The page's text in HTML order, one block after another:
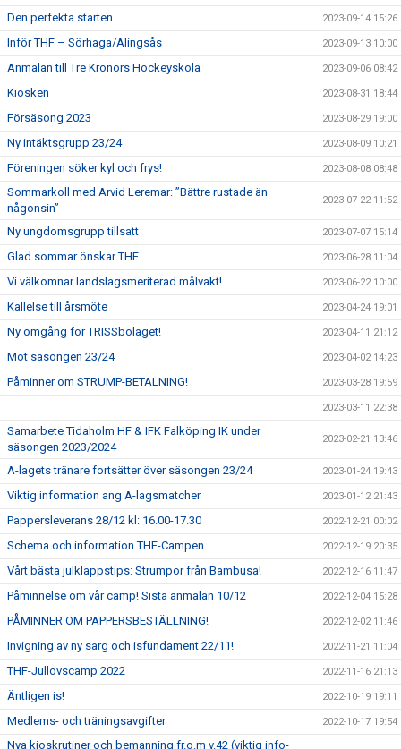
Den perfekta starten 2023-09-14 15:26
Inför THF – Sörhaga/Alingsås 2023-09-13 10:00
Anmälan till Tre Kronors Hockeyskola 2023-09-06 08:42
Kiosken 2023-08-31 18:44
Försäsong 2023 2023-08-29 19:00
Ny intäktsgrupp 23/24 2023-08-09 10:21
Föreningen söker kyl och frys! 2023-08-08 08:48
Sommarkoll med Arvid Leremar: ”Bättre rustade än
någonsin”
2023-07-22 11:52
Ny ungdomsgrupp tillsatt 2023-07-07 15:14
Glad sommar önskar THF 2023-06-28 11:04
Vi välkomnar landslagsmeriterad målvakt! 2023-06-22 10:00
Kallelse till årsmöte 2023-04-24 19:01
Ny omgång för TRISSbolaget! 2023-04-11 21:12
Mot säsongen 23/24 2023-04-02 14:23
Påminner om STRUMP-BETALNING! 2023-03-28 19:59
2023-03-11 22:38
Samarbete Tidaholm HF & IFK Falköping IK under
säsongen 2023/2024
2023-02-21 13:46
A-lagets tränare fortsätter över säsongen 23/24 2023-01-24 19:43
Viktig information ang A-lagsmatcher 2023-01-12 21:43
Pappersleverans 28/12 kl: 16.00-17.30 2022-12-21 00:02
Schema och information THF-Campen 2022-12-19 20:35
Vårt bästa julklappstips: Strumpor från Bambusa! 2022-12-16 11:47
Påminnelse om vår camp! Sista anmälan 10/12 2022-12-04 15:28
PÅMINNER OM PAPPERSBESTÄLLNING! 2022-12-02 11:46
Invigning av ny sarg och isfundament 22/11! 2022-11-21 11:04
THF-Jullovscamp 2022 2022-11-16 21:13
Äntligen is! 2022-10-19 19:11
Medlems- och träningsavgifter 2022-10-17 19:54
Nya kioskrutiner och bemanning fr.o.m v.42 (viktig info-